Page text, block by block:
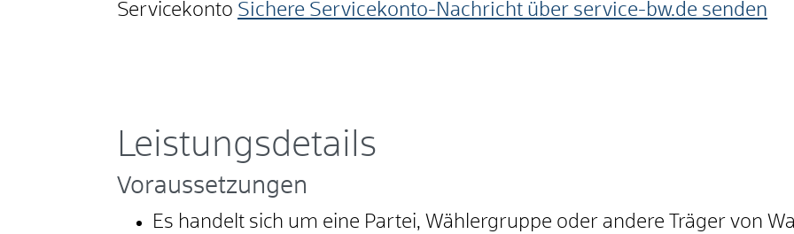
Servicekonto Sichere Servicekonto-Nachricht über service-bw.de senden
Leistungsdetails
Voraussetzungen
Es handelt sich um eine Partei, Wählergruppe oder andere Träger von